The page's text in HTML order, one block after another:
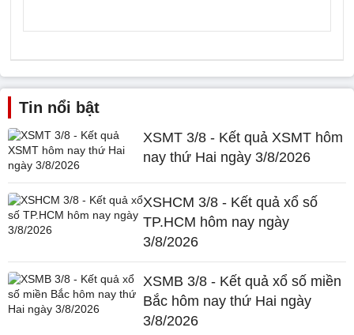
Tin nổi bật
XSMT 3/8 - Kết quả XSMT hôm
nay thứ Hai ngày 3/8/2026
XSHCM 3/8 - Kết quả xổ số
TP.HCM hôm nay ngày
3/8/2026
XSMB 3/8 - Kết quả xổ số miền
Bắc hôm nay thứ Hai ngày
3/8/2026